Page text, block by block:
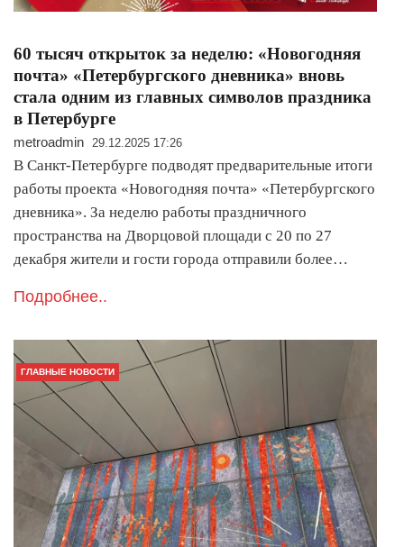
60 тысяч открыток за неделю: «Новогодняя
почта» «Петербургского дневника» вновь
стала одним из главных символов праздника
в Петербурге
metroadmin 29.12.2025 17:26
В Санкт-Петербурге подводят предварительные итоги
работы проекта «Новогодняя почта» «Петербургского
дневника». За неделю работы праздничного
пространства на Дворцовой площади с 20 по 27
декабря жители и гости города отправили более…
Подробнее..
ГЛАВНЫЕ НОВОСТИ